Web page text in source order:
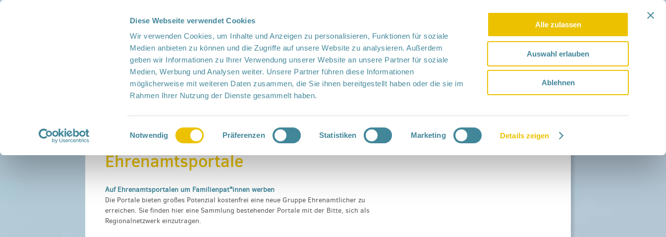
Diese Webseite verwendet Cookies
Wir verwenden Cookies, um Inhalte und Anzeigen zu personalisieren, Funktionen für soziale
Medien anbieten zu können und die Zugriffe auf unsere Website zu analysieren. Außerdem
geben wir Informationen zu Ihrer Verwendung unserer Website an unsere Partner für soziale
Medien, Werbung und Analysen weiter. Unsere Partner führen diese Informationen
möglicherweise mit weiteren Daten zusammen, die Sie ihnen bereitgestellt haben oder die sie im
Rahmen Ihrer Nutzung der Dienste gesammelt haben.
Einwilligungsauswahl
Notwendig Präferenzen Statistiken Marketing Details zeigen
Alle zulassen
Auswahl erlauben
Ablehnen
Ausloggen
Languages
Ehrenamtsportale
Auf Ehrenamtsportalen um Familienpat*innen werben
Die Portale bieten großes Potenzial kostenfrei eine neue Gruppe Ehrenamtlicher zu
erreichen. Sie finden hier eine Sammlung bestehender Portale mit der Bitte, sich als
Regionalnetzwerk einzutragen.